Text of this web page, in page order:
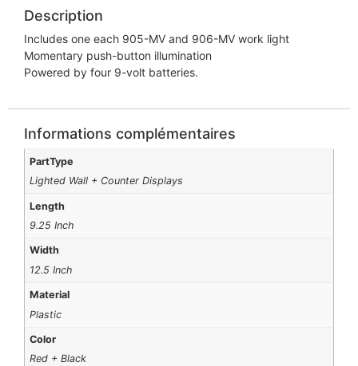
Description
Includes one each 905-MV and 906-MV work light
Momentary push-button illumination
Powered by four 9-volt batteries.
Informations complémentaires
PartType
Lighted Wall + Counter Displays
Length
9.25 Inch
Width
12.5 Inch
Material
Plastic
Color
Red + Black